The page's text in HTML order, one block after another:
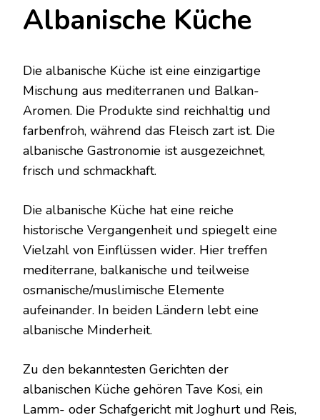
Albanische Küche
Die albanische Küche ist eine einzigartige
Mischung aus mediterranen und Balkan-
Aromen. Die Produkte sind reichhaltig und
farbenfroh, während das Fleisch zart ist. Die
albanische Gastronomie ist ausgezeichnet,
frisch und schmackhaft.
Die albanische Küche hat eine reiche
historische Vergangenheit und spiegelt eine
Vielzahl von Einflüssen wider. Hier treffen
mediterrane, balkanische und teilweise
osmanische/muslimische Elemente
aufeinander. In beiden Ländern lebt eine
albanische Minderheit.
Zu den bekanntesten Gerichten der
albanischen Küche gehören Tave Kosi, ein
Lamm- oder Schafgericht mit Joghurt und Reis,